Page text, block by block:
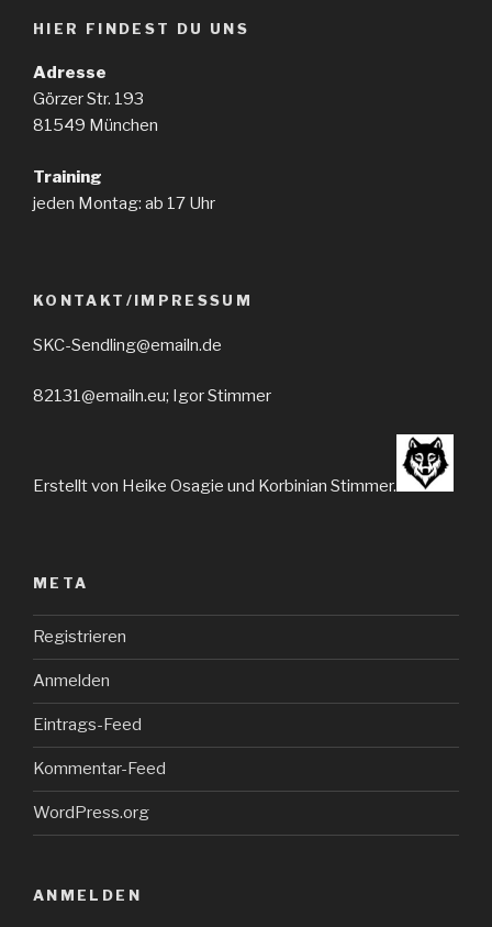
HIER FINDEST DU UNS
Adresse
Görzer Str. 193
81549 München
Training
jeden Montag: ab 17 Uhr
KONTAKT/IMPRESSUM
SKC-Sendling@emailn.de
82131@emailn.eu; Igor Stimmer
Erstellt von Heike Osagie und Korbinian Stimmer.
META
Registrieren
Anmelden
Eintrags-Feed
Kommentar-Feed
WordPress.org
ANMELDEN